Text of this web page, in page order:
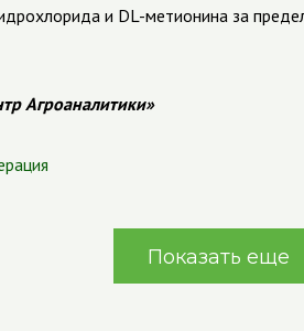
и DL-метионина за
Агроаналитики»
Показать еще